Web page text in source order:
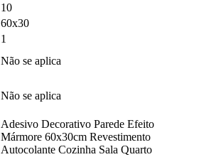
10
60x30
1
Não se aplica
Não se aplica
Adesivo Decorativo Parede Efeito
Mármore 60x30cm Revestimento
Autocolante Cozinha Sala Quarto